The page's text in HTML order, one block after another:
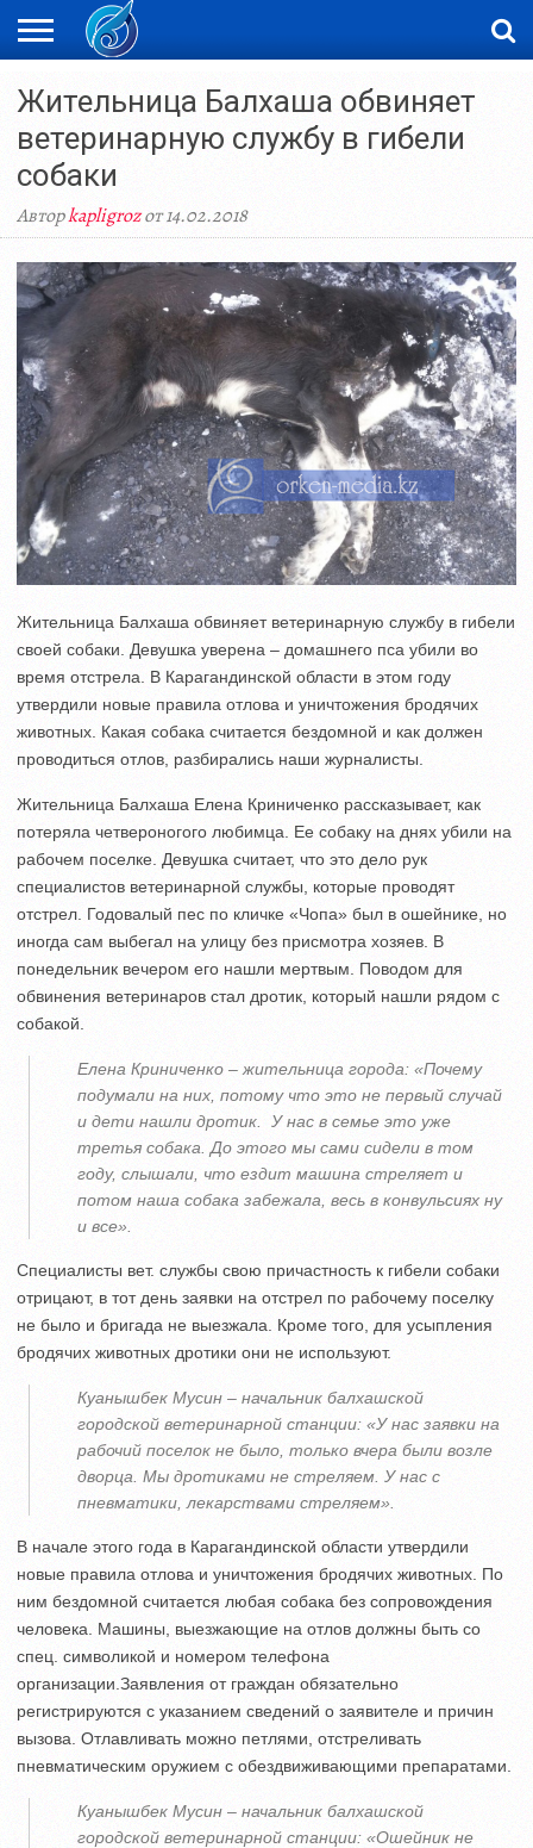
НОВОСТИ
ВИДЕО
ФОТОРЕПОРТАЖИ
ОРКЕН
Жительница Балхаша обвиняет
ветеринарную службу в гибели
собаки
Авторkapligrozот 14.02.2018
Жительница Балхаша обвиняет ветеринарную службу в гибели
своей собаки. Девушка уверена – домашнего пса убили во
время отстрела. В Карагандинской области в этом году
утвердили новые правила отлова и уничтожения бродячих
животных. Какая собака считается бездомной и как должен
проводиться отлов, разбирались наши журналисты.
Жительница Балхаша Елена Криниченко рассказывает, как
потеряла четвероногого любимца. Ее собаку на днях убили на
рабочем поселке. Девушка считает, что это дело рук
специалистов ветеринарной службы, которые проводят
отстрел. Годовалый пес по кличке «Чопа» был в ошейнике, но
иногда сам выбегал на улицу без присмотра хозяев. В
понедельник вечером его нашли мертвым. Поводом для
обвинения ветеринаров стал дротик, который нашли рядом с
собакой.
Елена Криниченко – жительница города: «Почему
подумали на них, потому что это не первый случай
и дети нашли дротик. У нас в семье это уже
третья собака. До этого мы сами сидели в том
году, слышали, что ездит машина стреляет и
потом наша собака забежала, весь в конвульсиях ну
и все».
Специалисты вет. службы свою причастность к гибели собаки
отрицают, в тот день заявки на отстрел по рабочему поселку
не было и бригада не выезжала. Кроме того, для усыпления
бродячих животных дротики они не используют.
Куанышбек Мусин – начальник балхашской
городской ветеринарной станции: «У нас заявки на
рабочий поселок не было, только вчера были возле
дворца. Мы дротиками не стреляем. У нас с
пневматики, лекарствами стреляем».
В начале этого года в Карагандинской области утвердили
новые правила отлова и уничтожения бродячих животных. По
ним бездомной считается любая собака без сопровождения
человека. Машины, выезжающие на отлов должны быть со
спец. символикой и номером телефона
организации.Заявления от граждан обязательно
регистрируются с указанием сведений о заявителе и причин
вызова. Отлавливать можно петлями, отстреливать
пневматическим оружием с обездвиживающими препаратами.
Куанышбек Мусин – начальник балхашской
городской ветеринарной станции: «Ошейник не